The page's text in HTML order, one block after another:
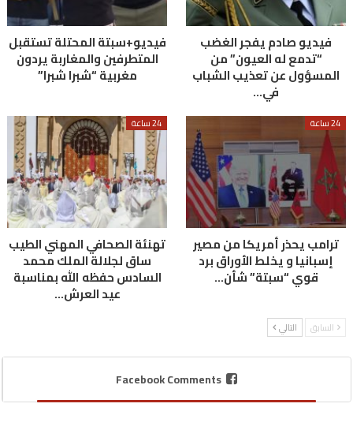
فيديو صادم يفجر الغضب
“تدمع له العيون” من
المسؤول عن تعذيب الشباب
في…
فيديو+سبتة المحتلة تستقبل
المتطرفين والمغاربة يردون
مغربية “شبرا شبرا”
24 ساعة
ترامب يحذر أمريكا من مصير
إسبانيا و يخلط الأوراق برد
قوي “سبتة” شأن…
24 ساعة
تهنئة الصحافي المهني الطيب
ساق لجلالة الملك محمد
السادس حفظه الله بمناسبة
عيد العرش…
السابق التالي
Facebook Comments